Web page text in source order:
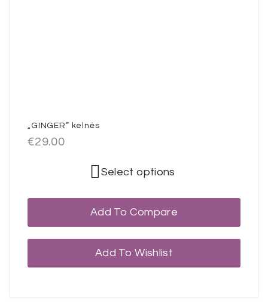
„GINGER” kelnės
€29.00
Select options
Add To Compare
Add To Wishlist